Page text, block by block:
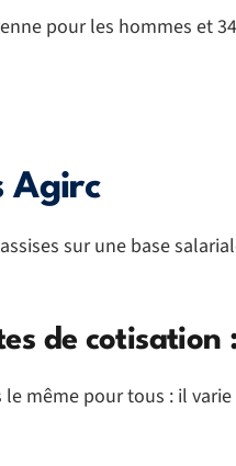
pour les hommes et
Agirc
sur une base
de cotisation :
le même pour tous : il